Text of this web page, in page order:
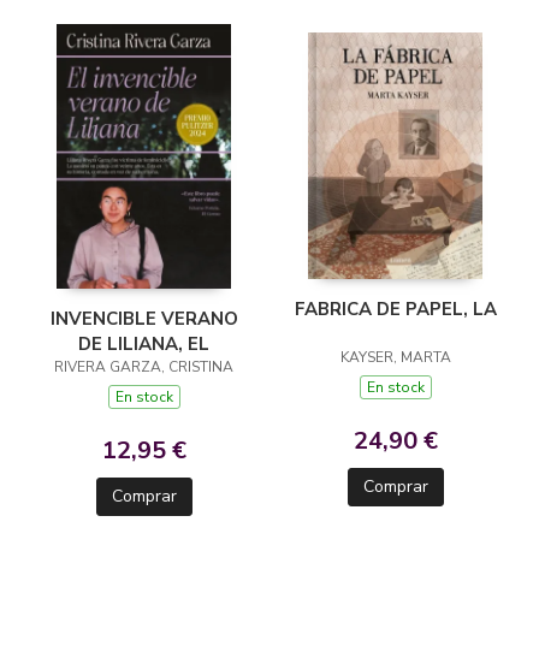
INVENCIBLE VERANO
DE LILIANA, EL
RIVERA GARZA, CRISTINA
En stock
12,95 €
Comprar
FABRICA DE PAPEL, LA
KAYSER, MARTA
En stock
24,90 €
Comprar